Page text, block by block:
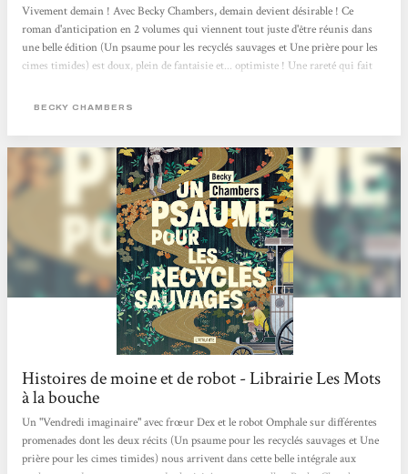
Vivement demain ! Avec Becky Chambers, demain devient désirable ! Ce
roman d'anticipation en 2 volumes qui viennent tout juste d'être réunis dans
une belle édition (Un psaume pour les recyclés sauvages et Une prière pour les
cimes timides) est doux, plein de fantaisie et... optimiste ! Une rareté qui fait
BECKY CHAMBERS
Histoires de moine et de robot - Librairie Les Mots
à la bouche
Un "Vendredi imaginaire" avec frœur Dex et le robot Omphale sur différentes
promenades dont les deux récits (Un psaume pour les recyclés sauvages et Une
prière pour les cimes timides) nous arrivent dans cette belle intégrale aux